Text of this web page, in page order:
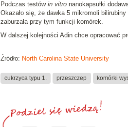
Podczas testów in vitronanokapsułki
Okazało się, że dawka 5 mikromoli
zaburzała przy tym funkcji komórek.
W dalszej kolejności Adin chce opracować
Źródło: North Carolina State University
cukrzyca typu 1. przeszczep komórki